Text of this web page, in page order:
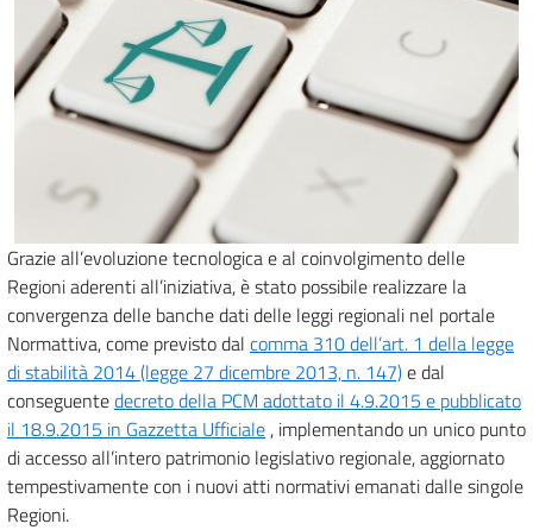
Grazie all’evoluzione tecnologica e al coinvolgimento delle
Regioni aderenti all’iniziativa, è stato possibile realizzare la
convergenza delle banche dati delle leggi regionali nel portale
Normattiva, come previsto dal comma 310 dell’art. 1 della legge
di stabilità 2014 (legge 27 dicembre 2013, n. 147)e dal
conseguentedecreto della PCM adottato il 4.9.2015 e pubblicato
il 18.9.2015 in Gazzetta Ufficiale , implementando un unico punto
di accesso all’intero patrimonio legislativo regionale, aggiornato
tempestivamente con i nuovi atti normativi emanati dalle singole
Regioni.